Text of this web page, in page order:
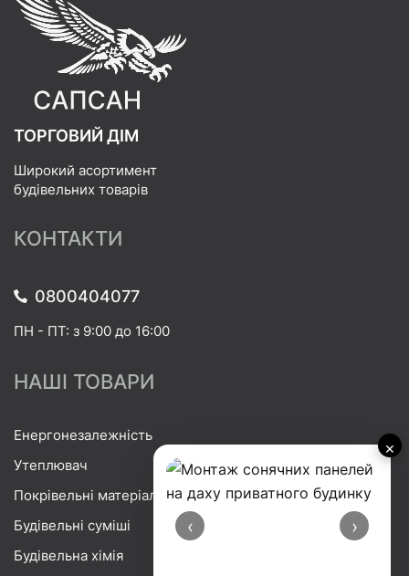
×
‹ ›
ТОРГОВИЙ ДІМ
Широкий асортимент
будівельних товарів
КОНТАКТИ
0800404077
ПН - ПТ: з 9:00 до 16:00
НАШІ ТОВАРИ
Енергонезалежність
Утеплювач
Покрівельні матеріали
Будівельні суміші
Будівельна хімія